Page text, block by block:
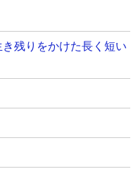
残りをかけた長く短い